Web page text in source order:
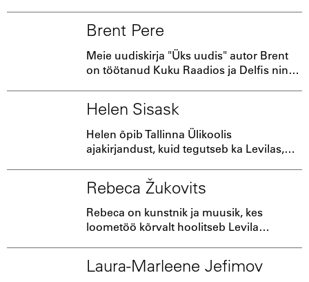
Eesti filmidele ja telesaadetele. Alates
2023. aastast on muide tema kujundatud
ka Aktuaalse kaamera helisignatuurid.
Brent Pere
Meie uudiskirja "Üks uudis" autor Brent
on töötanud Kuku Raadios ja Delfis ning
Helen Sisask
Helen õpib Tallinna Ülikoolis
ajakirjandust, kuid tegutseb ka Levilas,
intervjuusid. Helen oli vabatahtlik Eesti
Lastekaitse Liidu Noortekogus, mille
raames on pidanud kõnesid
rahvusvahelisele publikule.
Rebeca Žukovits
Rebeca on kunstnik ja muusik, kes
loometöö kõrvalt hoolitseb Levila
Laura-Marleene Jefimov